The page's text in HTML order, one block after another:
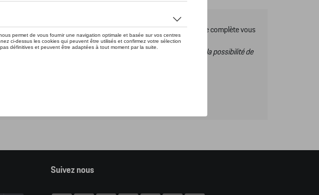
de la gamme accessoires Tequipment, pour découvrir la gamme complète vous
Tequipment.
sortez du online shop et dans ce catalogue vous n’aurez donc pas la possibilité de
Suivez nous